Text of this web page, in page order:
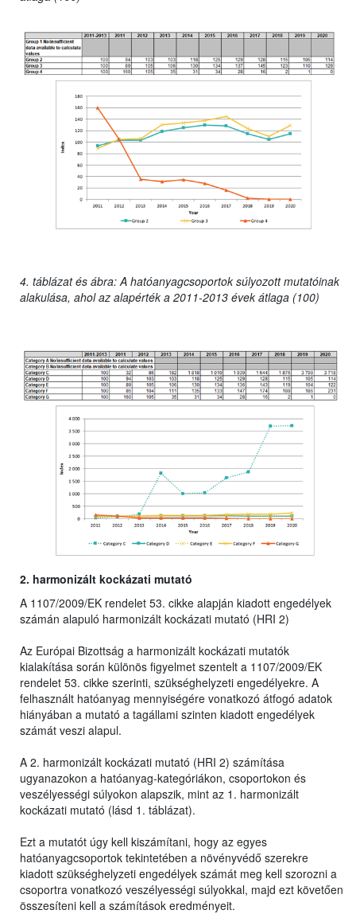
4. táblázat és ábra: A hatóanyagcsoportok súlyozott mutatóinak
alakulása, ahol az alapérték a 2011-2013 évek átlaga (100)
2. harmonizált kockázati mutató
A 1107/2009/EK rendelet 53. cikke alapján kiadott engedélyek
számán alapuló harmonizált kockázati mutató (HRI 2)
Az Európai Bizottság a harmonizált kockázati mutatók
kialakítása során különös figyelmet szentelt a 1107/2009/EK
rendelet 53. cikke szerinti, szükséghelyzeti engedélyekre. A
felhasznált hatóanyag mennyiségére vonatkozó átfogó adatok
hiányában a mutató a tagállami szinten kiadott engedélyek
számát veszi alapul.
A 2. harmonizált kockázati mutató (HRI 2) számítása
ugyanazokon a hatóanyag-kategóriákon, csoportokon és
veszélyességi súlyokon alapszik, mint az 1. harmonizált
kockázati mutató (lásd 1. táblázat).
Ezt a mutatót úgy kell kiszámítani, hogy az egyes
hatóanyagcsoportok tekintetében a növényvédő szerekre
kiadott szükséghelyzeti engedélyek számát meg kell szorozni a
csoportra vonatkozó veszélyességi súlyokkal, majd ezt követően
összesíteni kell a számítások eredményeit.